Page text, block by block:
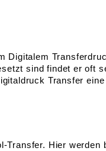
sind findet er
Transfer
Hier